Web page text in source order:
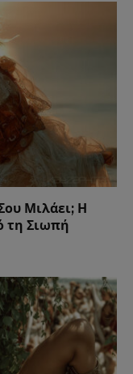
Μιλάει; Η
τη Σιωπή